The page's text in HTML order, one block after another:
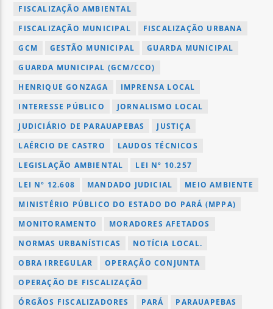
FISCALIZAÇÃO AMBIENTAL
FISCALIZAÇÃO MUNICIPAL
FISCALIZAÇÃO URBANA
GCM
GESTÃO MUNICIPAL
GUARDA MUNICIPAL
GUARDA MUNICIPAL (GCM/CCO)
HENRIQUE GONZAGA
IMPRENSA LOCAL
INTERESSE PÚBLICO
JORNALISMO LOCAL
JUDICIÁRIO DE PARAUAPEBAS
JUSTIÇA
LAÉRCIO DE CASTRO
LAUDOS TÉCNICOS
LEGISLAÇÃO AMBIENTAL
LEI Nº 10.257
LEI Nº 12.608
MANDADO JUDICIAL
MEIO AMBIENTE
MINISTÉRIO PÚBLICO DO ESTADO DO PARÁ (MPPA)
MONITORAMENTO
MORADORES AFETADOS
NORMAS URBANÍSTICAS
NOTÍCIA LOCAL.
OBRA IRREGULAR
OPERAÇÃO CONJUNTA
OPERAÇÃO DE FISCALIZAÇÃO
ÓRGÃOS FISCALIZADORES
PARÁ
PARAUAPEBAS